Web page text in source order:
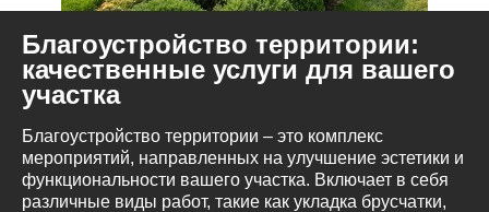
Благоустройство территории:
качественные услуги для вашего
участка
Благоустройство территории – это комплекс
мероприятий, направленных на улучшение эстетики и
функциональности вашего участка. Включает в себя
различные виды работ, такие как укладка брусчатки,